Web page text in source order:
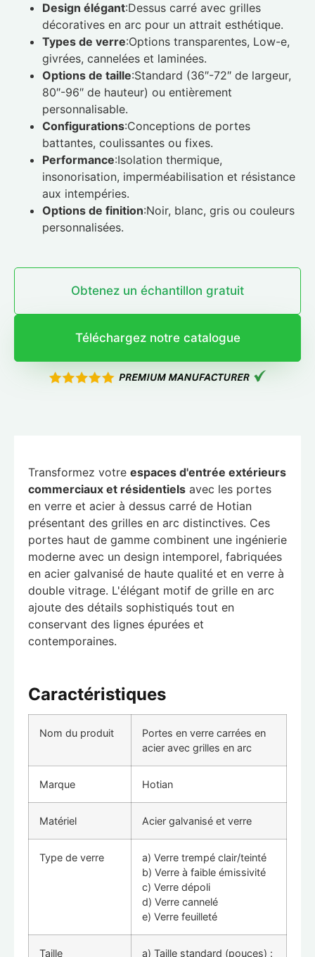
Design élégant:Dessus carré avec grilles
décoratives en arc pour un attrait esthétique.
Types de verre:Options transparentes, Low-e,
givrées, cannelées et laminées.
Options de taille:Standard (36″-72″ de largeur,
80″-96″ de hauteur) ou entièrement
personnalisable.
Configurations:Conceptions de portes
battantes, coulissantes ou fixes.
Performance:Isolation thermique,
insonorisation, imperméabilisation et résistance
aux intempéries.
Options de finition:Noir, blanc, gris ou couleurs
personnalisées.
Obtenez un échantillon gratuit
Téléchargez notre catalogue
Transformez votre espaces d'entrée extérieurs
commerciaux et résidentiels avec les portes
en verre et acier à dessus carré de Hotian
présentant des grilles en arc distinctives. Ces
portes haut de gamme combinent une ingénierie
moderne avec un design intemporel, fabriquées
en acier galvanisé de haute qualité et en verre à
double vitrage. L'élégant motif de grille en arc
ajoute des détails sophistiqués tout en
conservant des lignes épurées et
contemporaines.
Caractéristiques
Nom du produit
Portes en verre carrées en
acier avec grilles en arc
Marque Hotian
Matériel Acier galvanisé et verre
Type de verre
a) Verre trempé clair/teinté
b) Verre à faible émissivité
c) Verre dépoli
d) Verre cannelé
e) Verre feuilleté
Taille a) Taille standard (pouces) :